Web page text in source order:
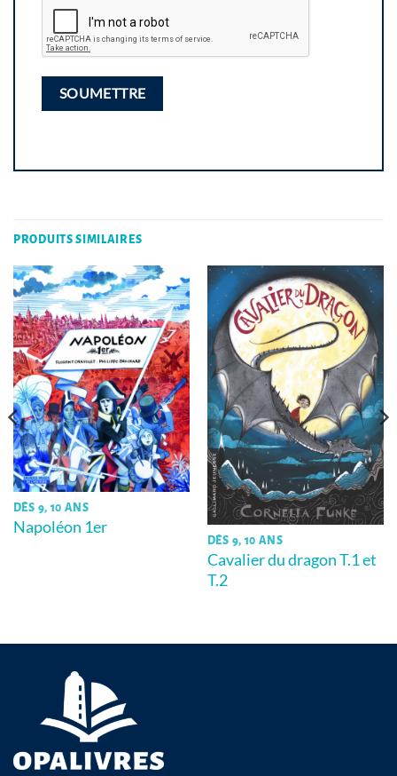
PRODUITS SIMILAIRES
DÈS 9, 10 ANS
Napoléon 1er
DÈS 9, 10 ANS
Cavalier du dragon T.1 et
T.2